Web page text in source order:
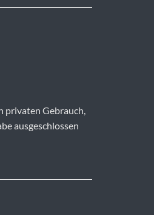
privaten Gebrauch,
ausgeschlossen